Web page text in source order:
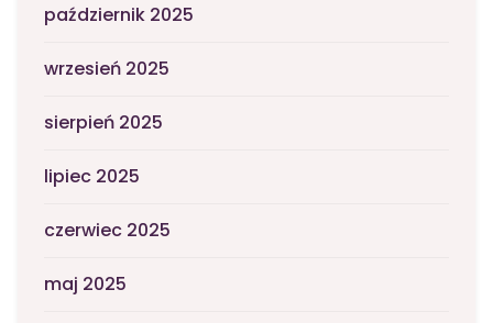
październik 2025
wrzesień 2025
sierpień 2025
lipiec 2025
czerwiec 2025
maj 2025